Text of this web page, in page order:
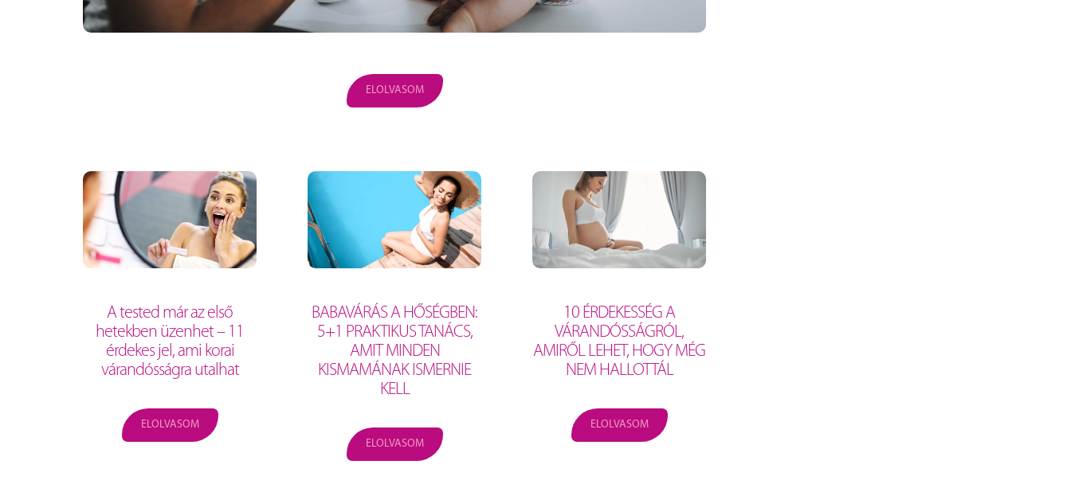
ELOLVASOM
A tested már az első
hetekben üzenhet – 11
érdekes jel, ami korai
várandósságra utalhat
ELOLVASOM
BABAVÁRÁS A HŐSÉGBEN:
5+1 PRAKTIKUS TANÁCS,
AMIT MINDEN
KISMAMÁNAK ISMERNIE
KELL
ELOLVASOM
10 ÉRDEKESSÉG A
VÁRANDÓSSÁGRÓL,
AMIRŐL LEHET, HOGY MÉG
NEM HALLOTTÁL
ELOLVASOM